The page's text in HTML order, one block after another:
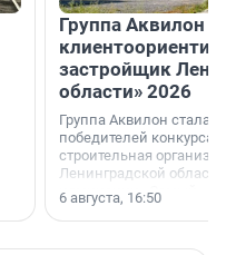
Группа Аквилон
застройщик
области» 2026
Группа Аквилон стала
победителей конкурса
строительная
Ленинградской области
номинации «Самый
застройщик
области».
6 августа, 16:50